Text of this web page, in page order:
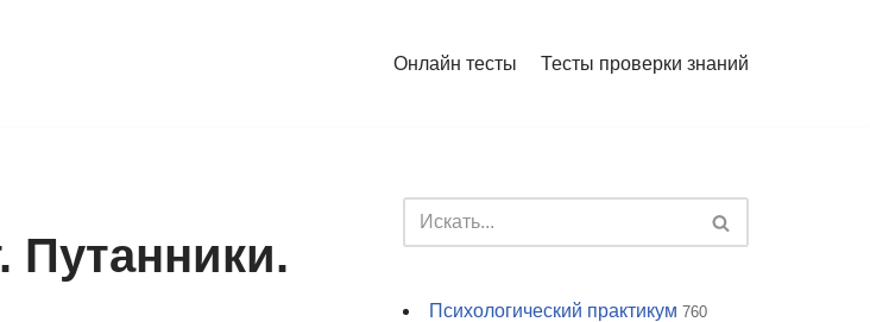
Онлайн тесты Тесты проверки знаний
Путанники.
Психологический практикум 760